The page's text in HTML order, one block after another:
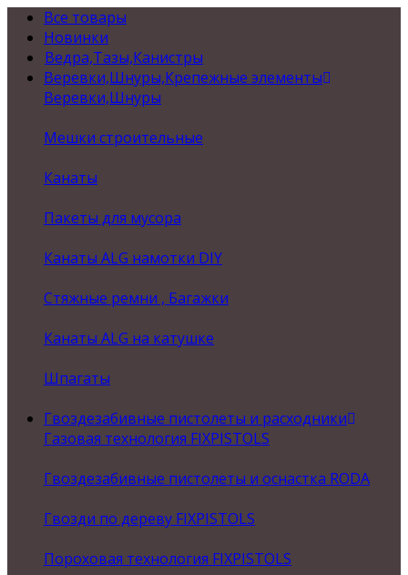
Все товары
Новинки
Ведра,Тазы,Канистры
Веревки,Шнуры,Крепежные элементы
Веревки,Шнуры
Мешки строительные
Канаты
Пакеты для мусора
Канаты ALG намотки DIY
Стяжные ремни , Багажки
Канаты ALG на катушке
Шпагаты
Гвоздезабивные пистолеты и расходники
Газовая технология FIXPISTOLS
Гвоздезабивные пистолеты и оснастка RODA
Гвозди по дереву FIXPISTOLS
Пороховая технология FIXPISTOLS